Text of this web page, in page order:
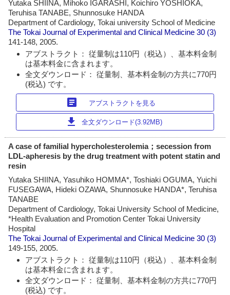
Yutaka SHIINA, Mihoko IGARASHI, Koichiro YOSHIOKA,
Teruhisa TANABE, Shunnosuke HANDA
Department of Cardiology, Tokai university School of Medicine
The Tokai Journal of Experimental and Clinical Medicine 30 (3)
141-148, 2005.
アブストラクト： 従量制は110円（税込）、基本料金制
は基本料金に含まれます。
全文ダウンロード： 従量制、基本料金制の方共に770円
(税込) です。
article アブストラクトを見る
download 全文ダウンロード(3.92MB)
A case of familial hypercholesterolemia；secession from
LDL-apheresis by the drug treatment with potent statin and
resin
Yutaka SHIINA, Yasuhiko HOMMA*, Toshiaki OGUMA, Yuichi
FUSEGAWA, Hideki OZAWA, Shunnosuke HANDA*, Teruhisa
TANABE
Department of Cardiology, Tokai University School of Medicine,
*Health Evaluation and Promotion Center Tokai University
Hospital
The Tokai Journal of Experimental and Clinical Medicine 30 (3)
149-155, 2005.
アブストラクト： 従量制は110円（税込）、基本料金制
は基本料金に含まれます。
全文ダウンロード： 従量制、基本料金制の方共に770円
(税込) です。